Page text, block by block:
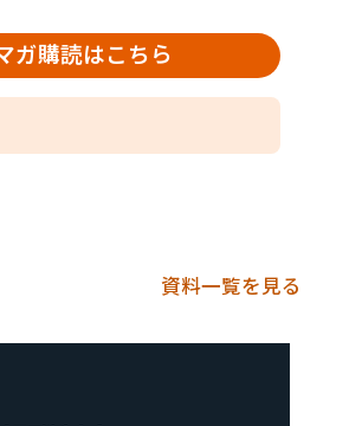
ガ購読はこちら
資料一覧を見る